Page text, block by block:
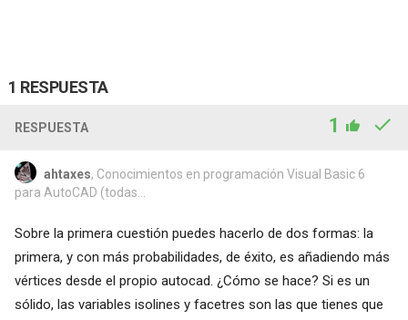
1 RESPUESTA
RESPUESTA 1
ahtaxes, Conocimientos en programación Visual Basic 6
para AutoCAD (todas...
Sobre la primera cuestión puedes hacerlo de dos formas: la
primera, y con más probabilidades, de éxito, es añadiendo más
vértices desde el propio autocad. ¿Cómo se hace? Si es un
sólido, las variables isolines y facetres son las que tienes que